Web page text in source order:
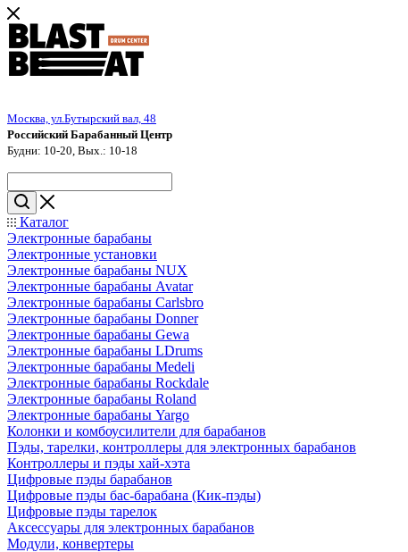
Москва, ул.Бутырский вал, 48
Российский Барабанный Центр
Будни: 10-20, Вых.: 10-18
Каталог
Электронные барабаны
Электронные установки
Электронные барабаны NUX
Электронные барабаны Avatar
Электронные барабаны Carlsbro
Электронные барабаны Donner
Электронные барабаны Gewa
Электронные барабаны LDrums
Электронные барабаны Medeli
Электронные барабаны Rockdale
Электронные барабаны Roland
Электронные барабаны Yargo
Колонки и комбоусилители для барабанов
Пэды, тарелки, контроллеры для электронных барабанов
Контроллеры и пэды хай-хэта
Цифровые пэды барабанов
Цифровые пэды бас-барабана (Кик-пэды)
Цифровые пэды тарелок
Аксессуары для электронных барабанов
Модули, конвертеры